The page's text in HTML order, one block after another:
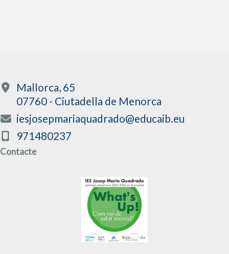
Mallorca, 65
07760 - Ciutadella de Menorca
iesjosepmariaquadrado@educaib.eu
971480237
Contacte